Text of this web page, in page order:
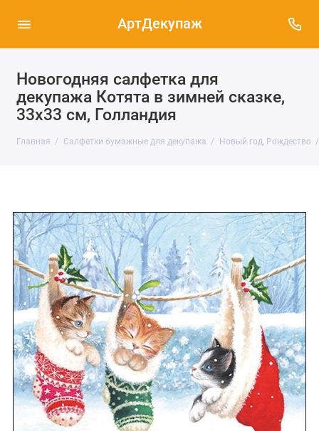
АртДекупаж
Новогодняя салфетка для
декупажа Котята в зимней сказке,
33х33 см, Голландия
Главная Салфетки бумажные для декупажа Новый год, Рождество